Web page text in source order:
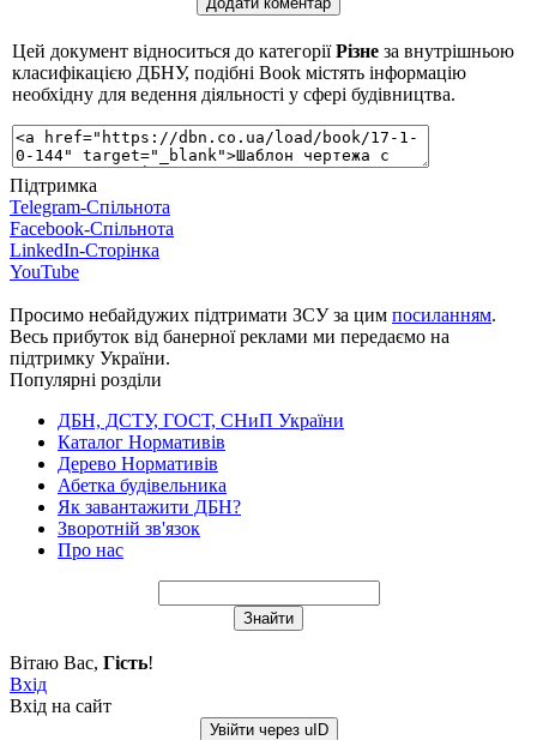
Цей документ відноситься до категоріїРізне за внутрішньою
класифікацією ДБНУ, подібні Book містять інформацію
необхідну для ведення діяльності у сфері будівництва.
Підтримка
Telegram-Спільнота
Facebook-Спільнота
LinkedIn-Сторінка
YouTube
Просимо небайдужих підтримати ЗСУ за цим посиланням.
Весь прибуток від банерної реклами ми передаємо на
підтримку України.
Популярні розділи
ДБН, ДСТУ, ГОСТ, СНиП України
Каталог Нормативів
Дерево Нормативів
Абетка будівельника
Як завантажити ДБН?
Зворотній зв'язок
Про нас
Вітаю Вас, Гість!
Вхід
Вхід на сайт
Увійти через uID